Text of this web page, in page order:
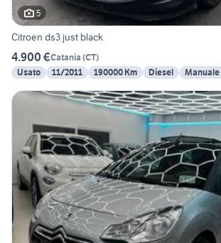
5
Citroen ds3 just black
4.900 €Catania (CT)
Usato
11/2011 190000 Km Diesel Manuale